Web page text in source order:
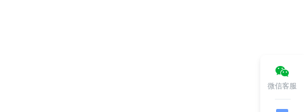
微信客服